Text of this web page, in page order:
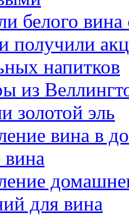
белого
получили
напитков
из
золотой эль
вина в
вина
для вина